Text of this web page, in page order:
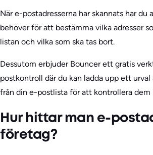
När e-postadresserna har skannats har du
behöver för att bestämma vilka adresser
listan och vilka som ska tas bort.
Dessutom erbjuder Bouncer ett gratis
postkontroll där du kan ladda upp ett urval
från din e-postlista för att kontrollera dem
Hur hittar man e-
företag?